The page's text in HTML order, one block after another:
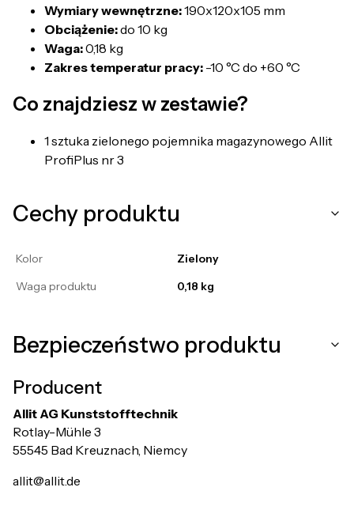
Wymiary wewnętrzne:190x120x105 mm
Obciążenie:do 10 kg
Waga:0,18 kg
Zakres temperatur pracy: -10 °C do +60 °C
Co znajdziesz w zestawie?
1 sztuka zielonego pojemnika magazynowego Allit
ProfiPlus nr 3
Cechy produktu
Kolor
Zielony
Waga produktu
0,18 kg
Bezpieczeństwo produktu
Producent
Allit AG Kunststofftechnik
Rotlay-Mühle 3
55545 Bad Kreuznach, Niemcy
allit@allit.de